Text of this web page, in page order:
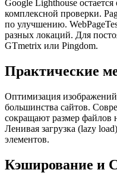
Google Lighthouse
комплексной проверки.
по улучшению.
разных локаций. Для
GTmetrix или Pingdom.
Практические
Оптимизация
большинства сайтов.
сокращают размер файлов
Ленивая загрузка (lazy
элементов.
Кэширование и